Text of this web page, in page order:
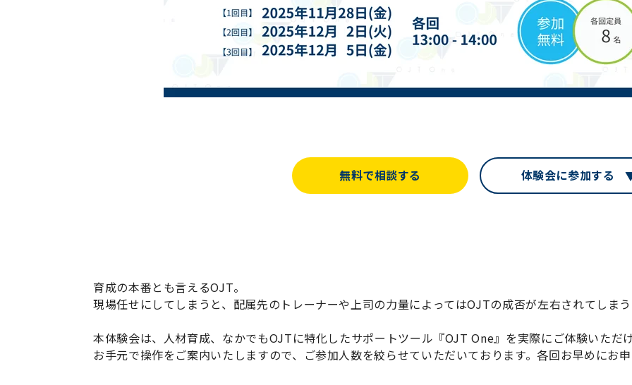
無料で相談する 体験会に参加する
育成の本番とも言えるOJT。
現場任せにしてしまうと、配属先のトレーナーや上司の力量によってはOJTの成否が左右されてしまう
本体験会は、人材育成、なかでもOJTに特化したサポートツール『OJT One』を実際にご体験いただけ
お手元で操作をご案内いたしますので、ご参加人数を絞らせていただいております。各回お早めにお申